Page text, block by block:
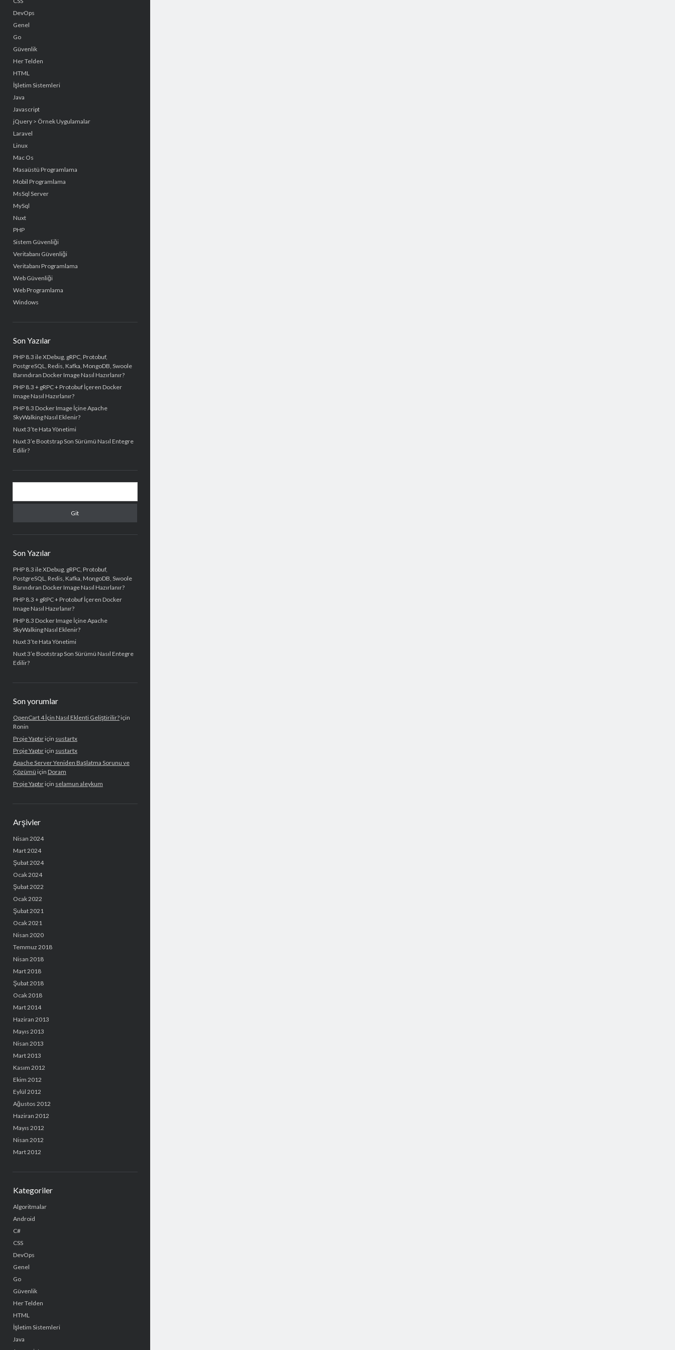
DevOps
Genel
Go
Güvenlik
Her Telden
HTML
İşletim Sistemleri
Java
Javascript
jQuery > Örnek Uygulamalar
Laravel
Linux
Mac Os
Masaüstü Programlama
Mobil Programlama
MsSql Server
MySql
Nuxt
PHP
Sistem Güvenliği
Veritabanı Güvenliği
Veritabanı Programlama
Web Güvenliği
Web Programlama
Windows
Son Yazılar
PHP 8.3 ile XDebug, gRPC, Protobuf,
PostgreSQL, Redis, Kafka, MongoDB, Swoole
Barındıran Docker Image Nasıl Hazırlanır?
PHP 8.3 + gRPC + Protobuf İçeren Docker
Image Nasıl Hazırlanır?
PHP 8.3 Docker Image İçine Apache
SkyWalking Nasıl Eklenir?
Nuxt 3’te Hata Yönetimi
Nuxt 3’e Bootstrap Son Sürümü Nasıl Entegre
Edilir?
Son Yazılar
PHP 8.3 ile XDebug, gRPC, Protobuf,
PostgreSQL, Redis, Kafka, MongoDB, Swoole
Barındıran Docker Image Nasıl Hazırlanır?
PHP 8.3 + gRPC + Protobuf İçeren Docker
Image Nasıl Hazırlanır?
PHP 8.3 Docker Image İçine Apache
SkyWalking Nasıl Eklenir?
Nuxt 3’te Hata Yönetimi
Nuxt 3’e Bootstrap Son Sürümü Nasıl Entegre
Edilir?
Son yorumlar
OpenCart 4 İçin Nasıl Eklenti Geliştirilir?için
Ronin
Proje Yaptıriçin sustartx
Proje Yaptıriçin sustartx
Apache Server Yeniden Başlatma Sorunu ve
Çözümü için Doram
Proje Yaptıriçin selamun aleykum
Arşivler
Nisan 2024
Mart 2024
Şubat 2024
Ocak 2024
Şubat 2022
Ocak 2022
Şubat 2021
Ocak 2021
Nisan 2020
Temmuz 2018
Nisan 2018
Mart 2018
Şubat 2018
Ocak 2018
Mart 2014
Haziran 2013
Mayıs 2013
Nisan 2013
Mart 2013
Kasım 2012
Ekim 2012
Eylül 2012
Ağustos 2012
Haziran 2012
Mayıs 2012
Nisan 2012
Mart 2012
Kategoriler
Algoritmalar
Android
C#
CSS
DevOps
Genel
Go
Güvenlik
Her Telden
HTML
İşletim Sistemleri
Java